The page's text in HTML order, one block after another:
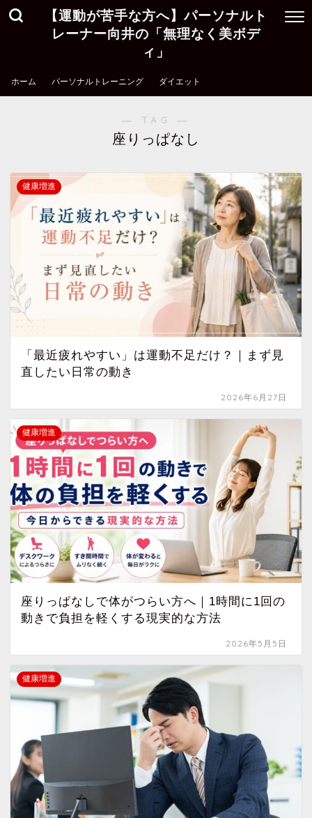
【運動が苦手な方へ】パーソナルト
レーナー向井の「無理なく美ボデ
ィ」
ホーム パーソナルトレーニング ダイエット
― TAG ―
座りっぱなし
健康増進
「最近疲れやすい」は運動不足だけ？｜まず見
直したい日常の動き
2026年6月27日
健康増進
座りっぱなしで体がつらい方へ｜1時間に1回の
動きで負担を軽くする現実的な方法
2026年5月5日
健康増進